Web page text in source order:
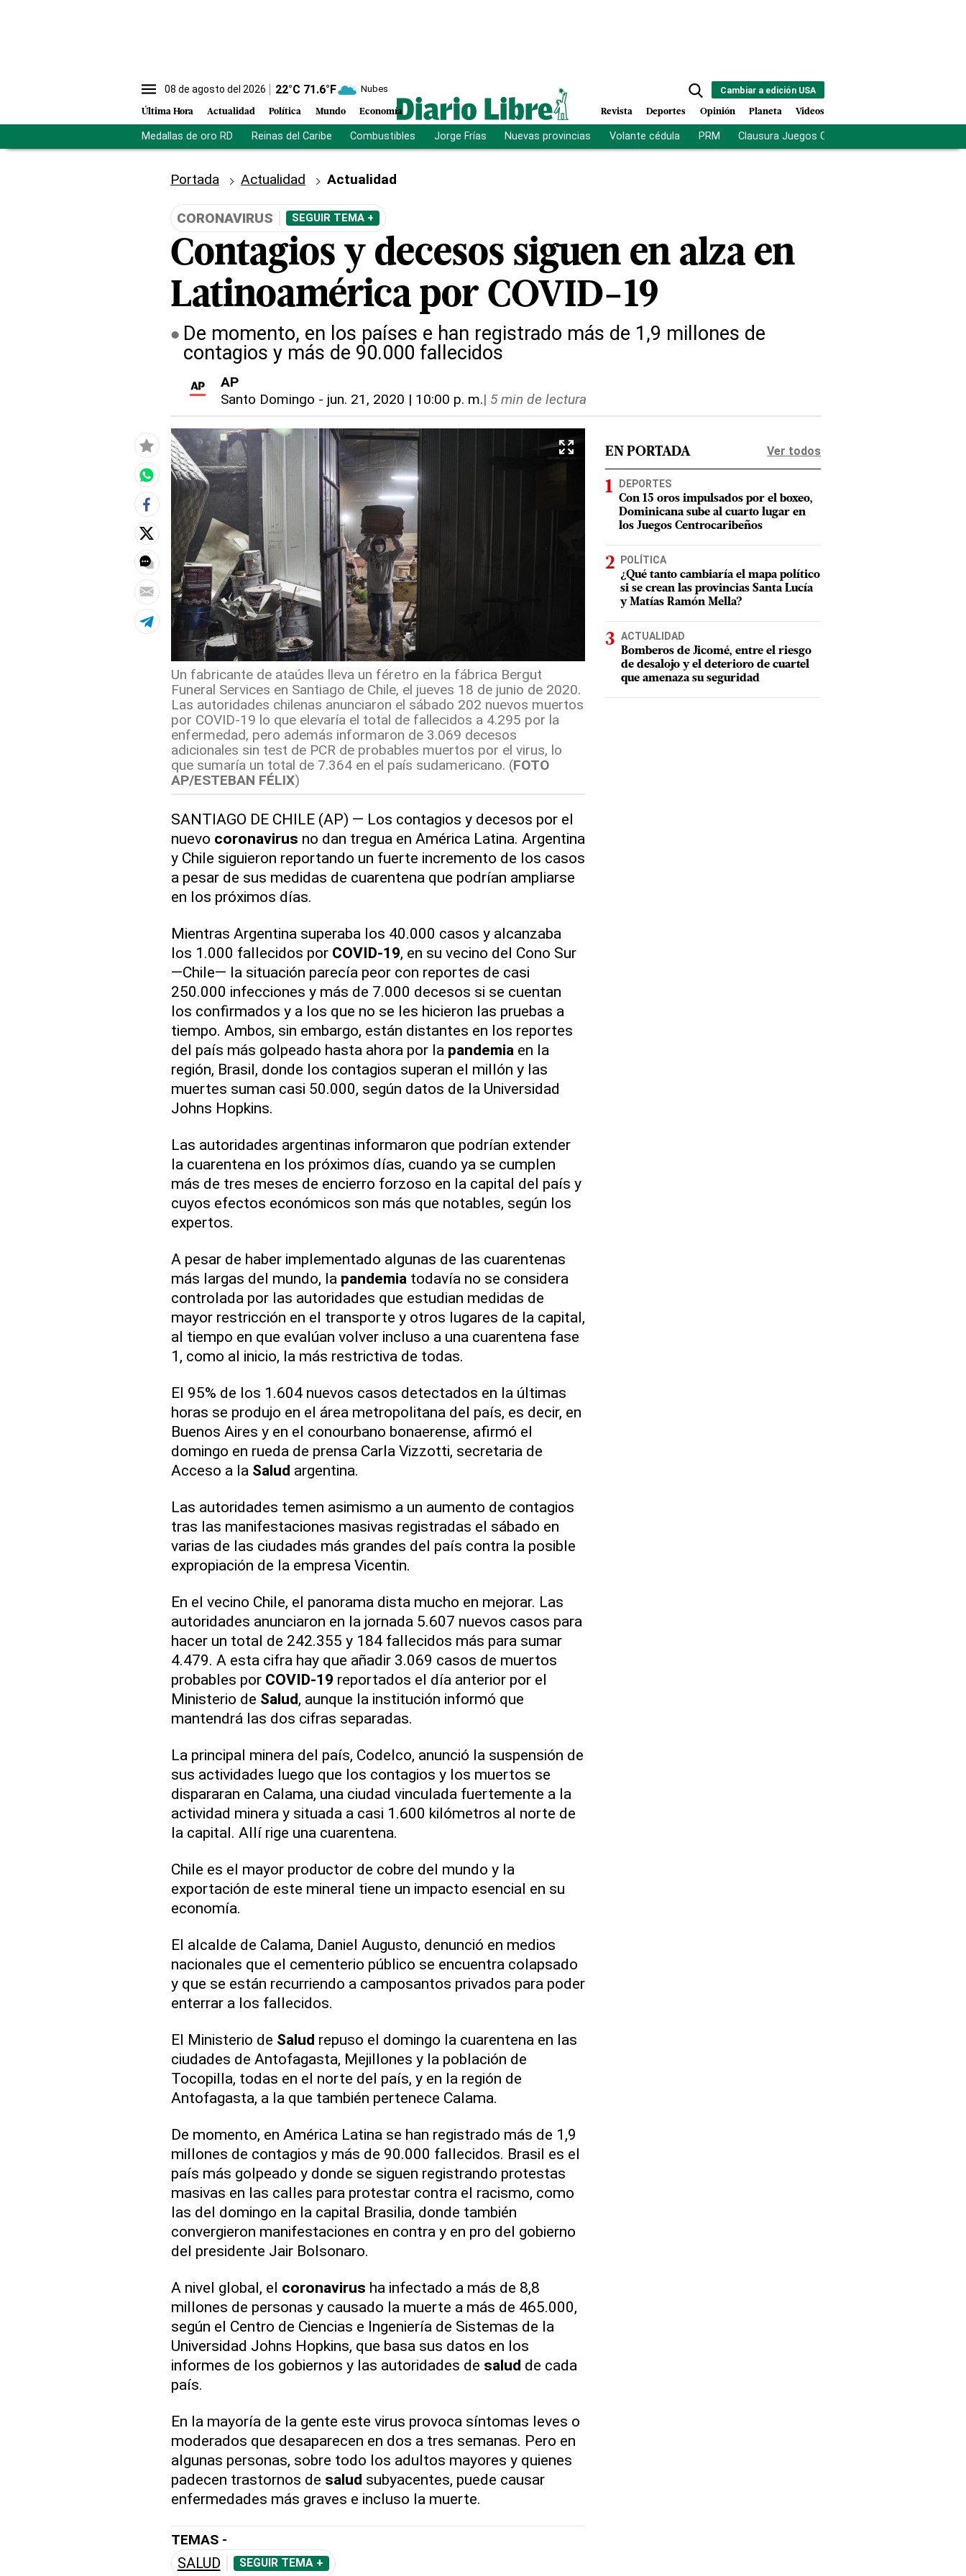
08 de agosto del 2026 22°C 71.6°F Nubes
Última Hora Actualidad Política Mundo Economía
Cambiar a edición USA
Revista Deportes Opinión Planeta Videos
Medallas de oro RD Reinas del Caribe Combustibles Jorge Frías Nuevas provincias Volante cédula PRM Clausura Juegos Centroamericanos
Portada Actualidad Actualidad
CORONAVIRUS SEGUIR TEMA +
Contagios y decesos siguen en alza en
Latinoamérica por COVID-19
De momento, en los países e han registrado más de 1,9 millones de
contagios y más de 90.000 fallecidos
AP
Santo Domingo - jun. 21, 2020 | 10:00 p. m.| 5 min de lectura
Un fabricante de ataúdes lleva un féretro en la fábrica Bergut
Funeral Services en Santiago de Chile, el jueves 18 de junio de 2020.
Las autoridades chilenas anunciaron el sábado 202 nuevos muertos
por COVID-19 lo que elevaría el total de fallecidos a 4.295 por la
enfermedad, pero además informaron de 3.069 decesos
adicionales sin test de PCR de probables muertos por el virus, lo
que sumaría un total de 7.364 en el país sudamericano. (FOTO
AP/ESTEBAN FÉLIX)
SANTIAGO DE CHILE (AP) — Los contagios y decesos por el
nuevo coronavirus no dan tregua en América Latina. Argentina
y Chile siguieron reportando un fuerte incremento de los casos
a pesar de sus medidas de cuarentena que podrían ampliarse
en los próximos días.
Mientras Argentina superaba los 40.000 casos y alcanzaba
los 1.000 fallecidos por COVID-19, en su vecino del Cono Sur
—Chile— la situación parecía peor con reportes de casi
250.000 infecciones y más de 7.000 decesos si se cuentan
los confirmados y a los que no se les hicieron las pruebas a
tiempo. Ambos, sin embargo, están distantes en los reportes
del país más golpeado hasta ahora por la pandemia en la
región, Brasil, donde los contagios superan el millón y las
muertes suman casi 50.000, según datos de la Universidad
Johns Hopkins.
Las autoridades argentinas informaron que podrían extender
la cuarentena en los próximos días, cuando ya se cumplen
más de tres meses de encierro forzoso en la capital del país y
cuyos efectos económicos son más que notables, según los
expertos.
A pesar de haber implementado algunas de las cuarentenas
más largas del mundo, la pandemia todavía no se considera
controlada por las autoridades que estudian medidas de
mayor restricción en el transporte y otros lugares de la capital,
al tiempo en que evalúan volver incluso a una cuarentena fase
1, como al inicio, la más restrictiva de todas.
El 95% de los 1.604 nuevos casos detectados en la últimas
horas se produjo en el área metropolitana del país, es decir, en
Buenos Aires y en el conourbano bonaerense, afirmó el
domingo en rueda de prensa Carla Vizzotti, secretaria de
Acceso a la Salud argentina.
Las autoridades temen asimismo a un aumento de contagios
tras las manifestaciones masivas registradas el sábado en
varias de las ciudades más grandes del país contra la posible
expropiación de la empresa Vicentin.
En el vecino Chile, el panorama dista mucho en mejorar. Las
autoridades anunciaron en la jornada 5.607 nuevos casos para
hacer un total de 242.355 y 184 fallecidos más para sumar
4.479. A esta cifra hay que añadir 3.069 casos de muertos
probables por COVID-19 reportados el día anterior por el
Ministerio de Salud, aunque la institución informó que
mantendrá las dos cifras separadas.
La principal minera del país, Codelco, anunció la suspensión de
sus actividades luego que los contagios y los muertos se
dispararan en Calama, una ciudad vinculada fuertemente a la
actividad minera y situada a casi 1.600 kilómetros al norte de
la capital. Allí rige una cuarentena.
Chile es el mayor productor de cobre del mundo y la
exportación de este mineral tiene un impacto esencial en su
economía.
El alcalde de Calama, Daniel Augusto, denunció en medios
nacionales que el cementerio público se encuentra colapsado
y que se están recurriendo a camposantos privados para poder
enterrar a los fallecidos.
El Ministerio de Salud repuso el domingo la cuarentena en las
ciudades de Antofagasta, Mejillones y la población de
Tocopilla, todas en el norte del país, y en la región de
Antofagasta, a la que también pertenece Calama.
De momento, en América Latina se han registrado más de 1,9
millones de contagios y más de 90.000 fallecidos. Brasil es el
país más golpeado y donde se siguen registrando protestas
masivas en las calles para protestar contra el racismo, como
las del domingo en la capital Brasilia, donde también
convergieron manifestaciones en contra y en pro del gobierno
del presidente Jair Bolsonaro.
A nivel global, el coronavirus ha infectado a más de 8,8
millones de personas y causado la muerte a más de 465.000,
según el Centro de Ciencias e Ingeniería de Sistemas de la
Universidad Johns Hopkins, que basa sus datos en los
informes de los gobiernos y las autoridades de salud de cada
país.
En la mayoría de la gente este virus provoca síntomas leves o
moderados que desaparecen en dos a tres semanas. Pero en
algunas personas, sobre todo los adultos mayores y quienes
padecen trastornos de salud subyacentes, puede causar
enfermedades más graves e incluso la muerte.
TEMAS -
SALUD SEGUIR TEMA +
EN PORTADA Ver todos
DEPORTES
Con 15 oros impulsados por el boxeo,
Dominicana sube al cuarto lugar en
los Juegos Centrocaribeños
POLÍTICA
¿Qué tanto cambiaría el mapa político
si se crean las provincias Santa Lucía
y Matías Ramón Mella?
ACTUALIDAD
Bomberos de Jicomé, entre el riesgo
de desalojo y el deterioro de cuartel
que amenaza su seguridad